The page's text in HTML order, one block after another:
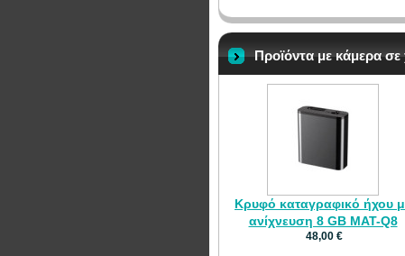
Προϊόντα με κάμερα σε
Κρυφό καταγραφικό ήχου
ανίχνευση 8 GB MAT-Q8
48,00 €